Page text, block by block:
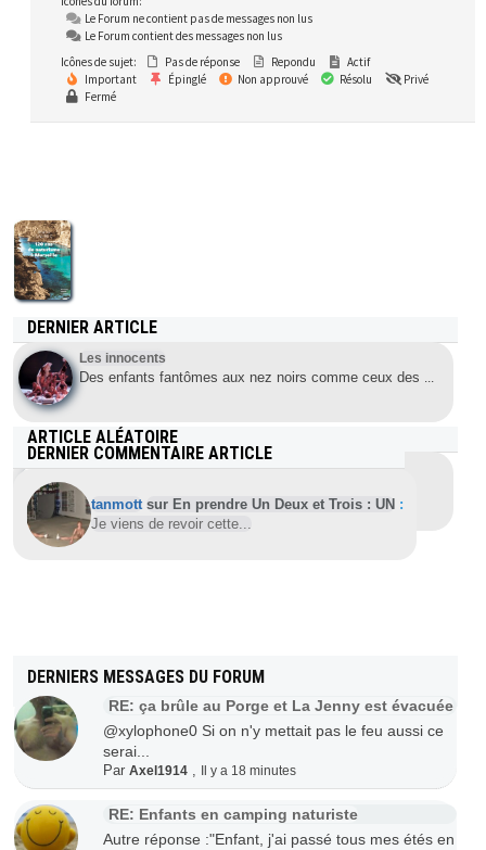
Le Forum ne contient pas de messages non lus
Le Forum contient des messages non lus
Icônes de sujet:
Pas de réponse Repondu
Actif
Important
Épinglé Non approuvé Résolu
Privé
Fermé
DERNIER ARTICLE
Les innocents
Des enfants fantômes aux nez noirs comme ceux des ...
ARTICLE ALÉATOIRE
Randonue dans la Plaine des sables à la réunion
En ce mois de février où la chaleur réunionnaise
DERNIER COMMENTAIRE ARTICLE
tanmott sur En prendre Un Deux et Trois : UN :
Je viens de revoir cette...
DERNIERS MESSAGES DU FORUM
RE: ça brûle au Porge et La Jenny est évacuée
@xylophone0 Si on n'y mettait pas le feu aussi ce
serai...
Par Axel1914, Il y a 18 minutes
RE: Enfants en camping naturiste
Autre réponse :"Enfant, j'ai passé tous mes étés en